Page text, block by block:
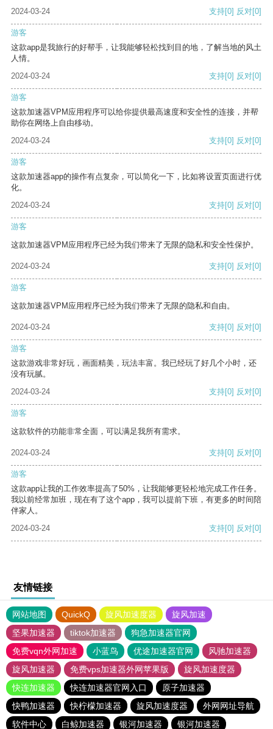
2024-03-24 支持[0] 反对[0]
游客
这款app是我旅行的好帮手，让我能够轻松找到目的地，了解当地的风土
人情。
2024-03-24
支持[0] 反对[0]
游客
这款加速器VPM应用程序可以给你提供最高速度和安全性的连接，并帮
助你在网络上自由移动。
2024-03-24
支持[0] 反对[0]
游客
这款加速器app的操作有点复杂，可以简化一下，比如将设置页面进行优
化。
2024-03-24
支持[0] 反对[0]
游客
这款加速器VPM应用程序已经为我们带来了无限的隐私和安全性保护。
2024-03-24 支持[0] 反对[0]
游客
这款加速器VPM应用程序已经为我们带来了无限的隐私和自由。
2024-03-24 支持[0] 反对[0]
游客
这款游戏非常好玩，画面精美，玩法丰富。我已经玩了好几个小时，还
没有玩腻。
2024-03-24
支持[0] 反对[0]
游客
这款软件的功能非常全面，可以满足我所有需求。
2024-03-24 支持[0] 反对[0]
游客
这款app让我的工作效率提高了50%，让我能够更轻松地完成工作任务。
我以前经常加班，现在有了这个app，我可以提前下班，有更多的时间陪
伴家人。
2024-03-24
支持[0] 反对[0]
友情链接
网站地图 QuickQ 旋风加速度器
旋风加速
坚果加速器
tiktok加速器
狗急加速器官网
免费vqn外网加速
小蓝鸟 优途加速器官网
风驰加速器
旋风加速器
免费vps加速器外网苹果版
旋风加速度器
快连加速器
快连加速器官网入口
原子加速器
快鸭加速器
快柠檬加速器 旋风加速度器
外网网址导航
软件中心
白鲸加速器 银河加速器 银河加速器